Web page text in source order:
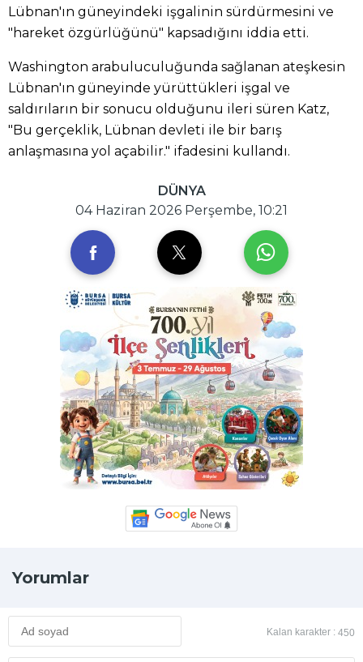
Lübnan'ın güneyindeki işgalinin sürdürmesini ve
"hareket özgürlüğünü" kapsadığını iddia etti.
Washington arabuluculuğunda sağlanan ateşkesin
Lübnan'ın güneyinde yürüttükleri işgal ve
saldırıların bir sonucu olduğunu ileri süren Katz,
"Bu gerçeklik, Lübnan devleti ile bir barış
anlaşmasına yol açabilir." ifadesini kullandı.
DÜNYA
04 Haziran 2026 Perşembe, 10:21
Yorumlar
Kalan karakter : 450